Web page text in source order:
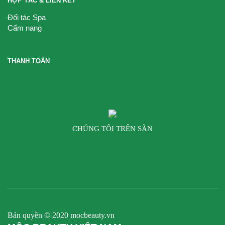
Đối tác Spa
Cẩm nang
THANH TOÁN
CHÚNG TÔI TRÊN SÀN
Bản quyền © 2020 mocbeauty.vn